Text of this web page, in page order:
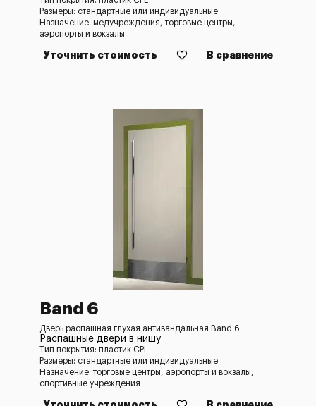
Размеры: стандартные или индивидуальные
Назначение: медучреждения, торговые центры,
аэропорты и вокзалы
Уточнить стоимость В сравнение
Band 6
Дверь распашная глухая антивандальная Band 6
Распашные двери в нишу
Тип покрытия: пластик CPL
Размеры: стандартные или индивидуальные
Назначение: торговые центры, аэропорты и вокзалы,
спортивные учреждения